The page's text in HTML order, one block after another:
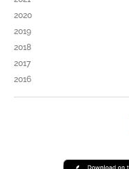
2020
2019
2018
2017
2016